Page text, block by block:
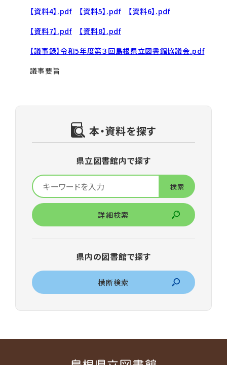
【資料4】.pdf
【資料5】.pdf
【資料6】.pdf
【資料7】.pdf
【資料8】.pdf
【議事録】令和5年度第３回島根県立図書館協議会.pdf
議事要旨
本・資料を探す
県立図書館内で探す
詳細検索
県内の図書館で探す
横断検索